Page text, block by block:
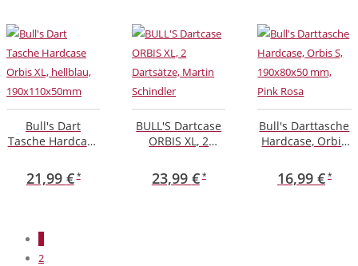
Bull's Dart
Tasche Hardcase
hellblau,
190x110x50mm
21,99 €
BULL'S Dartcase
ORBIS XL, 2
Schindler
23,99 €
Bull's Darttasche
Hardcase, Orbis
mm, Pink Rosa
16,99 €
2